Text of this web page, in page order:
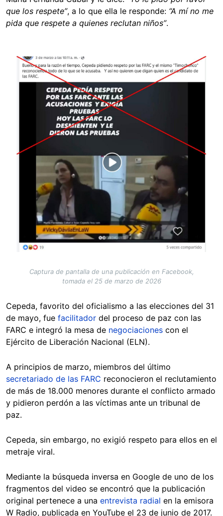
que los respete”, a lo que ella le responde: “A mí no me
pida que respete a quienes reclutan niños”.
Image
Captura de pantalla de una publicación en Facebook,
tomada el 25 de marzo de 2026
Cepeda, favorito del oficialismo a las elecciones del 31
de mayo, fue facilitador del proceso de paz con las
FARC e integró la mesa de negociaciones con el
Ejército de Liberación Nacional (ELN).
A principios de marzo, miembros del último
secretariado de las FARC reconocieron el reclutamiento
de más de 18.000 menores durante el conflicto armado
y pidieron perdón a las víctimas ante un tribunal de
paz.
Cepeda, sin embargo, no exigió respeto para ellos en el
metraje viral.
Mediante la búsqueda inversa en Google de uno de los
fragmentos del video se encontró que la publicación
original pertenece a una entrevista radial en la emisora
W Radio, publicada en YouTube el 23 de junio de 2017.